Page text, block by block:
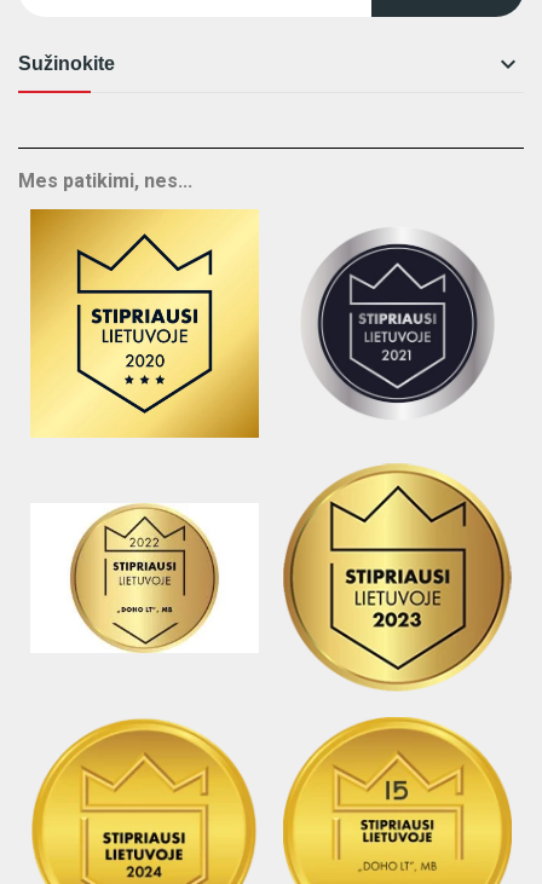
Sužinokite 
Mes patikimi, nes...